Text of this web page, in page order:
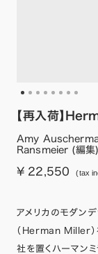
【再入荷】
Amy
Ransmeier (編集)
¥ 22,550 (tax
アメリカのモダン
（Herman Miller）
社を置くハーマン